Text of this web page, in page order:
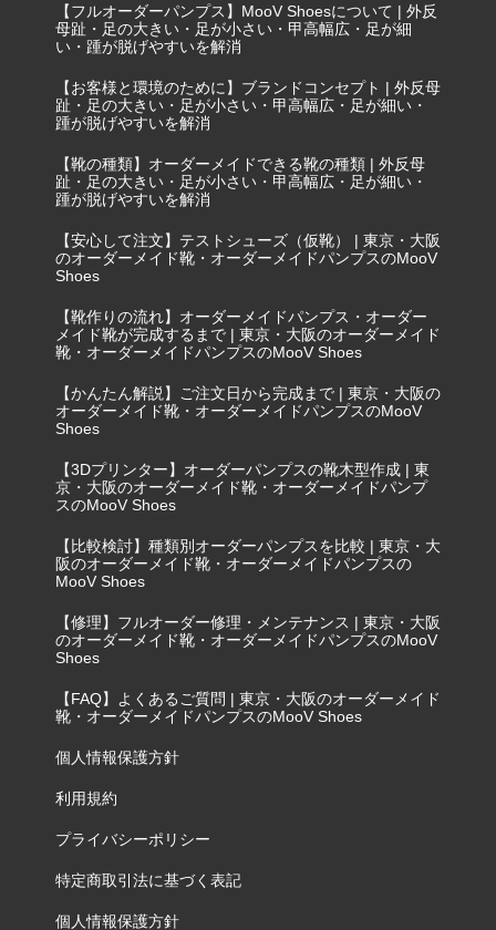
【フルオーダーパンプス】MooV Shoesについて | 外反
母趾・足の大きい・足が小さい・甲高幅広・足が細
い・踵が脱げやすいを解消
【お客様と環境のために】ブランドコンセプト | 外反母
趾・足の大きい・足が小さい・甲高幅広・足が細い・
踵が脱げやすいを解消
【靴の種類】オーダーメイドできる靴の種類 | 外反母
趾・足の大きい・足が小さい・甲高幅広・足が細い・
踵が脱げやすいを解消
【安心して注文】テストシューズ（仮靴） | 東京・大阪
のオーダーメイド靴・オーダーメイドパンプスのMooV
Shoes
【靴作りの流れ】オーダーメイドパンプス・オーダー
メイド靴が完成するまで | 東京・大阪のオーダーメイド
靴・オーダーメイドパンプスのMooV Shoes
【かんたん解説】ご注文日から完成まで | 東京・大阪の
オーダーメイド靴・オーダーメイドパンプスのMooV
Shoes
【3Dプリンター】オーダーパンプスの靴木型作成 | 東
京・大阪のオーダーメイド靴・オーダーメイドパンプ
スのMooV Shoes
【比較検討】種類別オーダーパンプスを比較 | 東京・大
阪のオーダーメイド靴・オーダーメイドパンプスの
MooV Shoes
【修理】フルオーダー修理・メンテナンス | 東京・大阪
のオーダーメイド靴・オーダーメイドパンプスのMooV
Shoes
【FAQ】よくあるご質問 | 東京・大阪のオーダーメイド
靴・オーダーメイドパンプスのMooV Shoes
個人情報保護方針
利用規約
プライバシーポリシー
特定商取引法に基づく表記
個人情報保護方針